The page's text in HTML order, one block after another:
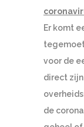
Er komt
voor de
direct
de